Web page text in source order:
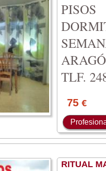
TLF.
75 €
RITUAL